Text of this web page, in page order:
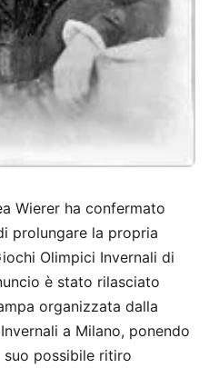
Wierer ha confermato
prolungare la propria
Olimpici Invernali di
è stato rilasciato
organizzata dalla
a Milano, ponendo
suo possibile ritiro